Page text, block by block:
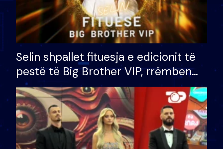
Selin shpallet fituesja e edicionit të
pestë të Big Brother VIP, rrëmben
çmimin e madh prej 100 mijë eurosh